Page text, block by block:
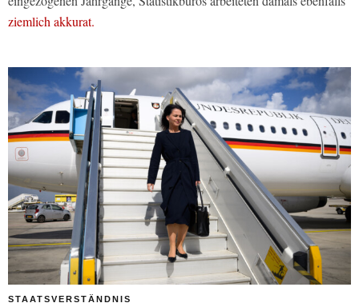
ziemlich akkurat.
STAATSVERSTÄNDNIS